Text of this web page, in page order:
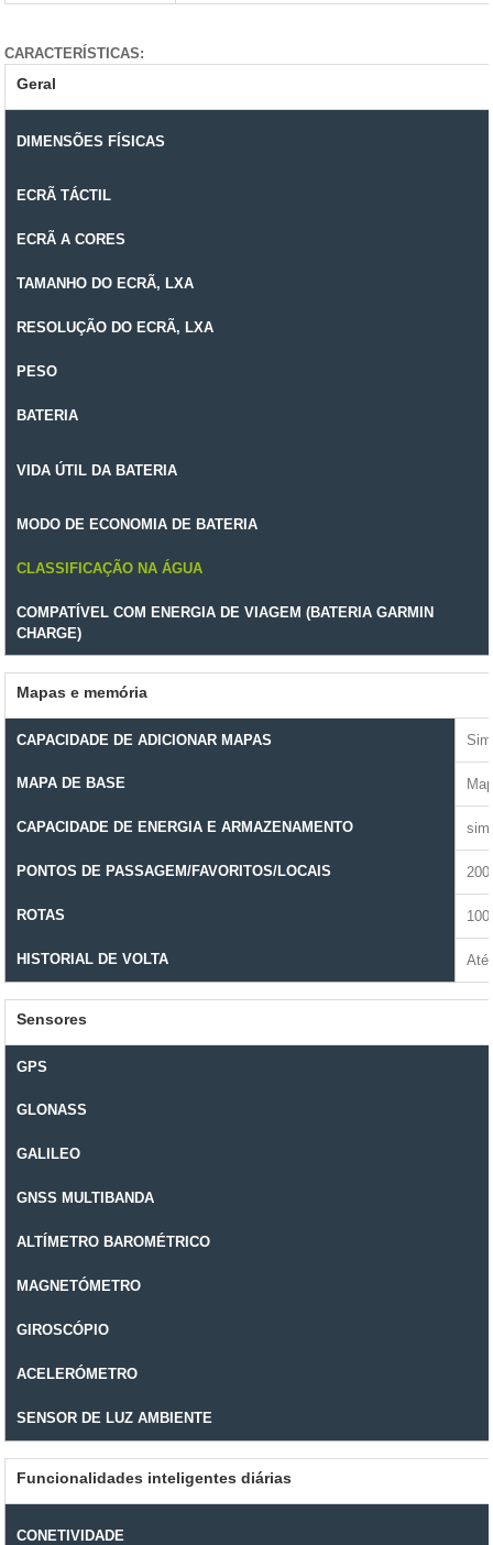
CARACTERÍSTICAS:
Geral
DIMENSÕES FÍSICAS
ECRÃ TÁCTIL
ECRÃ A CORES
TAMANHO DO ECRÃ, LXA
RESOLUÇÃO DO ECRÃ, LXA
PESO
BATERIA
VIDA ÚTIL DA BATERIA
MODO DE ECONOMIA DE BATERIA
CLASSIFICAÇÃO NA ÁGUA
COMPATÍVEL COM ENERGIA DE VIAGEM (BATERIA GARMIN
CHARGE)
Mapas e memória
CAPACIDADE DE ADICIONAR MAPAS Sim
MAPA DE BASE
CAPACIDADE DE ENERGIA E ARMAZENAMENTO sim
PONTOS DE PASSAGEM/FAVORITOS/LOCAIS 200
ROTAS
HISTORIAL DE VOLTA Até
Sensores
GPS
GLONASS
GALILEO
GNSS MULTIBANDA
ALTÍMETRO BAROMÉTRICO
MAGNETÓMETRO
GIROSCÓPIO
ACELERÓMETRO
SENSOR DE LUZ AMBIENTE
Funcionalidades inteligentes diárias
CONETIVIDADE